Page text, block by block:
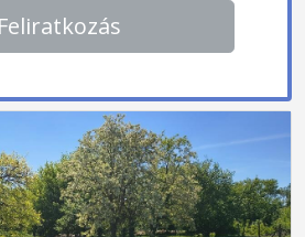
Feliratkozás